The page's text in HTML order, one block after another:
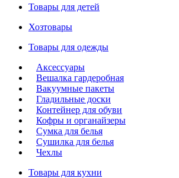
Товары для детей
Хозтовары
Товары для одежды
Аксессуары
Вешалка гардеробная
Вакуумные пакеты
Гладильные доски
Контейнер для обуви
Кофры и органайзеры
Сумка для белья
Сушилка для белья
Чехлы
Товары для кухни